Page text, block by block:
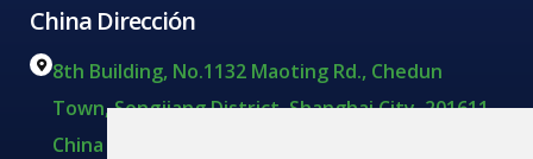
China Dirección
8th Building, No.1132 Maoting Rd., Chedun
Town, Songjiang District, Shanghai City, 201611,
China